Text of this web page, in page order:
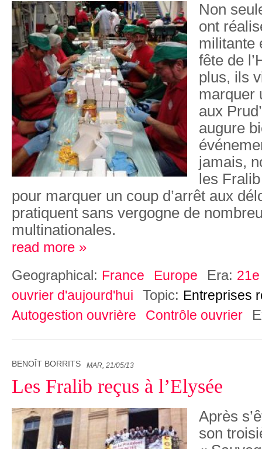
Non
ont
militante
fête de
plus, ils
marquer
aux
augure
jamais,
les
pour marquer un coup d’arrêt aux
pratiquent sans vergogne de
multinationales.
read more »
Geographical: France Europe Era:
ouvrier d'aujourd'hui
Topic: Entreprises
Autogestion ouvrière
Contrôle ouvrier
BENOÎT BORRITS MAR, 21/05/13
Les Fralib reçus à l’Elysée
Après
son